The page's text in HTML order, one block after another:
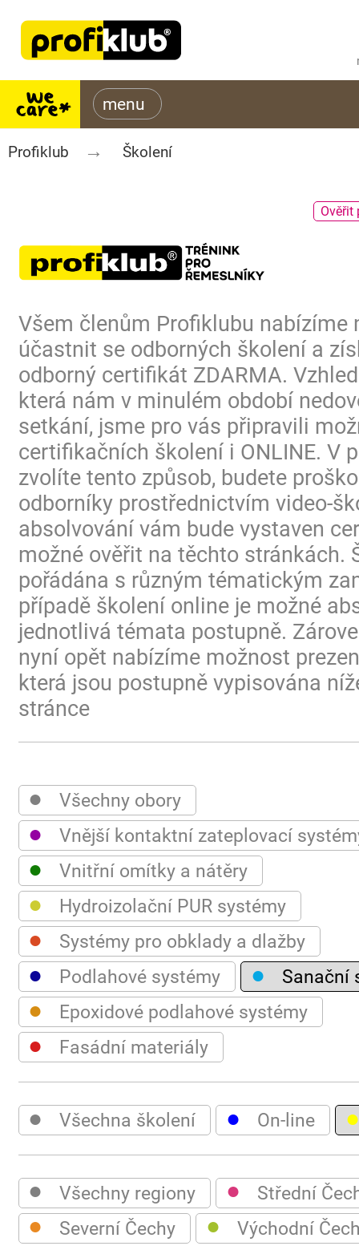
Profiklub Školení
Ověřit
Všem členům Profiklubu nabízíme
účastnit se odborných školení a
odborný certifikát ZDARMA.
která nám v minulém období
setkání, jsme pro vás připravili
certifikačních školení i ONLINE. V
zvolíte tento způsob, budete
odborníky prostřednictvím video-
absolvování vám bude vystaven
možné ověřit na těchto stránkách.
pořádána s různým tématickým
případě školení online je možné
jednotlivá témata postupně.
nyní opět nabízíme možnost
která jsou postupně vypisována
stránce
● Všechny obory
● Vnější kontaktní zateplovací
● Vnitřní omítky a nátěry
● Hydroizolační PUR systémy
● Systémy pro obklady a dlažby
● Podlahové systémy ● Sanační
● Epoxidové podlahové systémy
● Fasádní materiály
● Všechna školení ● On-line ●
● Všechny regiony ● Střední
● Severní Čechy ● Východní